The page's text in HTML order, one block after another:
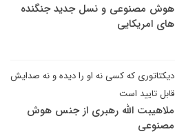
هوش مصنوعی و نسل جدید جنگنده
های امریکایی
دیکتاتوری که کسی نه او را دیده و نه صدایش
قابل تایید است
ملاهیبت الله رهبری از جنس هوش
مصنوعی